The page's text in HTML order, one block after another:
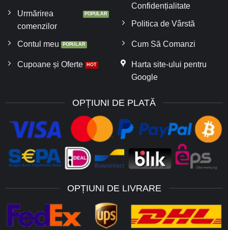
Urmărirea
comenzilor
Contul meu
Cupoane și Oferte
Confidențialitate
Politica de Vârstă
Cum Să Comanzi
Harta site-ului pentru
Google
OPȚIUNI DE PLATĂ
OPȚIUNI DE LIVRARE